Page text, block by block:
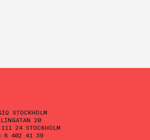
STOCKHOLM
20
24 STOCKHOLM
8 402 41 39